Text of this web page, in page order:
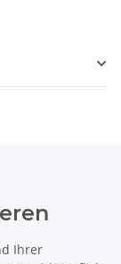
Ihrer